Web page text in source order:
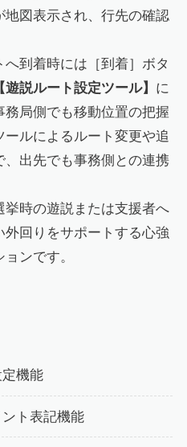
図表示され、行先の確認
到着時には［到着］ボタ
【遊説ルート設定ツール】 に
務局側でも移動位置の把握
ルによるルート変更や追
出先でも事務側との連携
挙時の遊説または支援者へ
回りをサポートする心強
ンです。
機能
ト表記機能